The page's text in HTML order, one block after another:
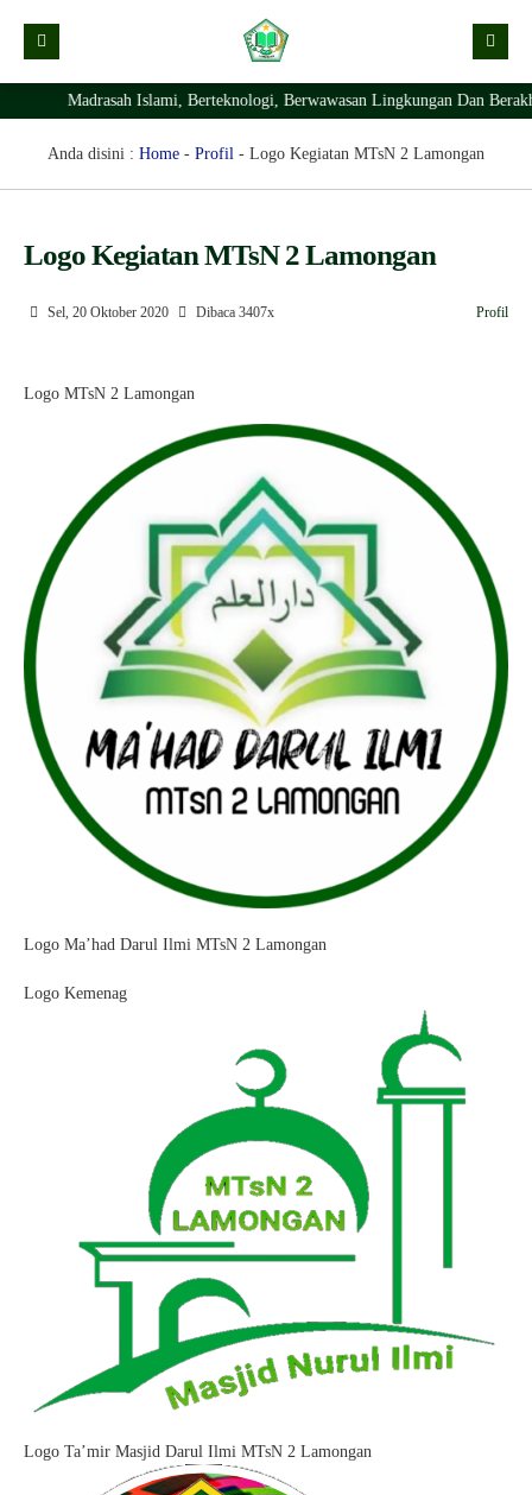
Kabar
Kabar Madrasah
Kabar Pimpinan
Profil Madrasah
Visi Misi
Sejarah Berdirinya Madrasah
PTSP
Madrasah Islami, Berteknologi, Berwawasan Lingkungan Dan
Anda disini : Home - Profil - Logo Kegiatan MTsN 2 Lamongan
Logo Kegiatan MTsN 2 Lamongan
Sel, 20 Oktober 2020 Dibaca 3407x Profil
Logo MTsN 2 Lamongan
Logo Ma’had Darul Ilmi MTsN 2 Lamongan
Logo Kemenag
Logo Ta’mir Masjid Darul Ilmi MTsN 2 Lamongan